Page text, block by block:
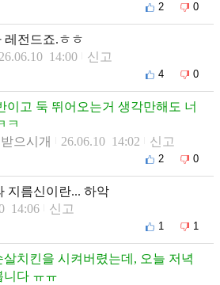
2 0
레전드죠.ㅎㅎ
26.06.10 14:00 신고
4 0
이고 둑 뛰어오는거 생각만해도 너
ㅋ
으시개
26.06.10 14:02 신고
2 0
지름신이란... 하악
14:06 신고
1 1
살치킨을 시켜버렸는데, 오늘 저녁
니다 ㅠㅠ